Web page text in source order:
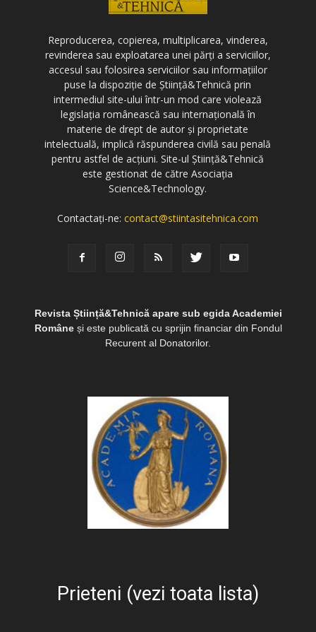
Reproducerea, copierea, multiplicarea, vinderea,
revinderea sau exploatarea unei părți a serviciilor,
accesul sau folosirea serviciilor sau informațiilor
puse la dispoziție de Știință&Tehnică prin
intermediul site-ului într-un mod care violează
legislația românească sau internațională în
materie de drept de autor și proprietate
intelectuală, implică răspunderea civilă sau penală
pentru astfel de acțiuni. Site-ul Știință&Tehnică
este gestionat de către Asociația
Science&Technology.
Contactați-ne:contact@stiintasitehnica.com
Revista Știință&Tehnică apare sub egida Academiei
Româneși este publicată cu sprijin financiar din Fondul
Recurent al Donatorilor.
Prieteni (vezi toata lista)